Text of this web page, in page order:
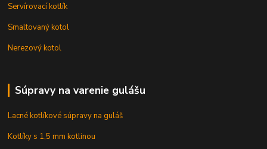
Servírovací kotlík
Smaltovaný kotol
Nerezový kotol
Súpravy na varenie gulášu
Lacné kotlíkové súpravy na guláš
Kotlíky s 1,5 mm kotlinou